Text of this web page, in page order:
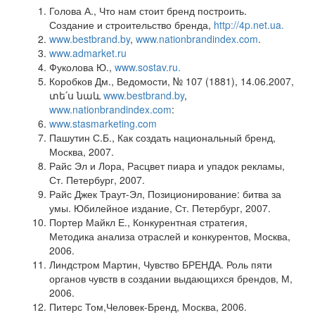
Голова А., Что нам стоит бренд построить.
Создание и строительство бренда, http://4p.net.ua.
www.bestbrand.by, www.nationbrandindex.com.
www.admarket.ru
Фуколова Ю., www.sostav.ru.
Коробков Дм., Ведомости, № 107 (1881), 14.06.2007,
տե՛ս նաևwww.bestbrand.by,
www.nationbrandindex.com:
www.stasmarketing.com
Пашутин С.Б., Как создать национальный бренд,
Москва, 2007.
Райс Эл и Лора, Расцвет пиара и упадок рекламы,
Ст. Петербург, 2007.
Райс Джек Траут-Эл, Позиционирование: битва за
умы. Юбилейное издание, Ст. Петербург, 2007.
Портер Майкл Е., Конкурентная стратегия,
Методика анализа отраслей и конкурентов, Москва,
2006.
Линдстром Мартин, Чувство БРЕНДА. Роль пяти
органов чувств в создании выдающихся брендов, М,
2006.
Питерс Том,Человек-Бренд, Москва, 2006.